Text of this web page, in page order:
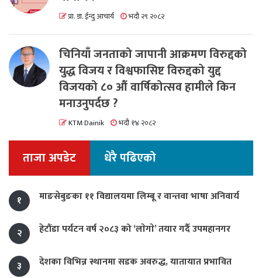
प्रा. डा. ईन्दु आचार्य भदौ २९ २०८२
चिनियाँ जनताको जापानी आक्रमण विरुद्दको
युद्ध विजय र विश्वफासिष्ट विरुद्दको युद्द
विजयको ८० औं वार्षिकोत्सव हामीले किन
मनाउनुपर्दछ ?
KTM Dainik भदौ १४ २०८२
ताजा अपडेट धेरै पढिएको
१ माङसेबुङका ११ विद्यालयमा लिम्बू र वान्तवा भाषा अनिवार्य
२ हेटौंडा पर्यटन वर्ष २०८३ को ‘लाेगाे’ तयार गर्दै उपमहानगर
३ देशका विभिन्न स्थानमा सडक अवरुद्ध, यातायात प्रभावित